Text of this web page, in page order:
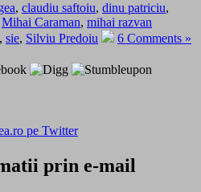
, claudiu saftoiu, dinu patriciu,
Mihai Caraman, mihai razvan
, sie, Silviu Predoiu 6 Comments »
pe Twitter
prin e-mail